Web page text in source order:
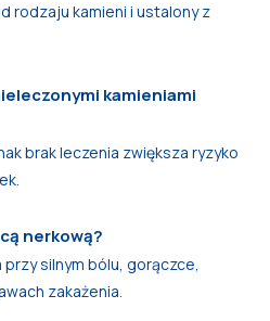
rodzaju kamieni i ustalony z
kamieniami
brak leczenia zwiększa ryzyko
nerkową?
silnym bólu, gorączce,
zakażenia.